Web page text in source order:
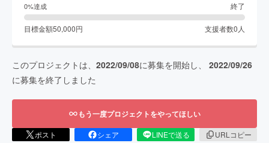
0%達成 終了
目標金額50,000円 支援者数0 人
このプロジェクトは、 2022/09/08に募集を開始し、 2022/09/26
に募集を終了しました
もう一度プロジェクトをやってほしい
ポスト シェア LINEで送る
URLコピー